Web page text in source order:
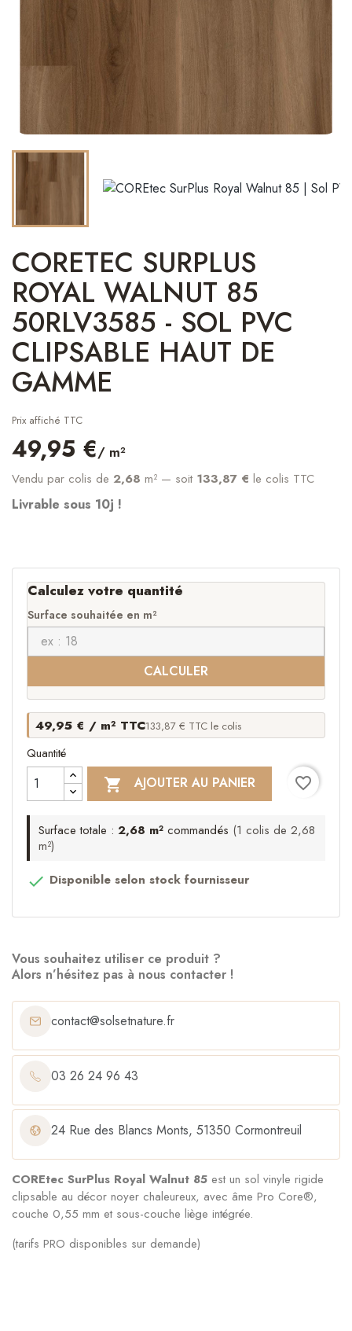
CORETEC SURPLUS
ROYAL WALNUT 85
50RLV3585 - SOL PVC
CLIPSABLE HAUT DE
GAMME
Prix affiché TTC
49,95 €/ m²
Vendu par colis de 2,68 m² — soit 133,87 € le colis TTC
Livrable sous 10j !
Calculez votre quantité
Surface souhaitée en m²
CALCULER
49,95 € / m² TTC133,87 € TTC le colis
Quantité
 AJOUTER AU PANIER favorite_border
Surface totale : 2,68 m²commandés (1 colis de 2,68
m²)
 Disponible selon stock fournisseur
Vous souhaitez utiliser ce produit ?
Alors n’hésitez pas à nous contacter !
contact@solsetnature.fr
03 26 24 96 43
24 Rue des Blancs Monts, 51350 Cormontreuil
COREtec SurPlus Royal Walnut 85 est un sol vinyle rigide
clipsable au décor noyer chaleureux, avec âme Pro Core®,
couche 0,55 mm et sous-couche liège intégrée.
(tarifs PRO disponibles sur demande)